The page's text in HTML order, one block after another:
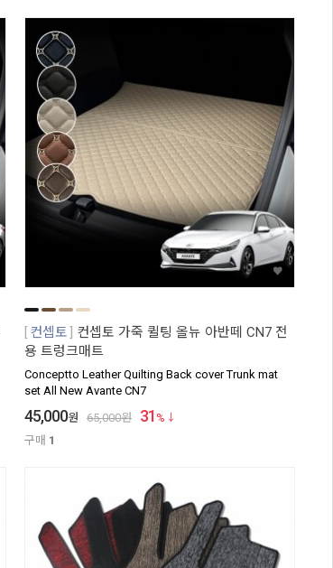
컨셉토
컨셉토 가죽 퀼팅 올뉴 아반떼 CN7 전
용 트렁크매트
Conceptto Leather Quilting Back cover Trunk mat
set All New Avante CN7
45,000원 65,000원 31 %
구매 1